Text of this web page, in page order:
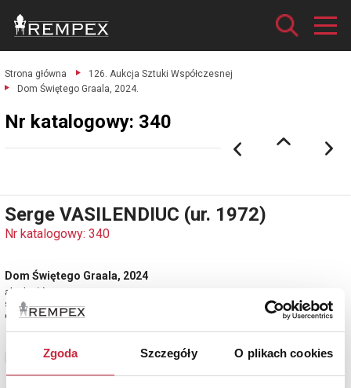
Zgoda Szczegóły O plikach cookies
Strona główna
126. Aukcja Sztuki Współczesnej
Dom Świętego Graala, 2024.
Nr katalogowy: 340
Serge VASILENDIUC (ur. 1972)
Nr katalogowy: 340
Dom Świętego Graala, 2024
akryl, płótno; 80 x 80 cm;
sygn. l. d.: SV. (monogram wiązany ujęty w romb);
estymacja: 9 500 - 12 000 zł
Zobacz pełne informacje